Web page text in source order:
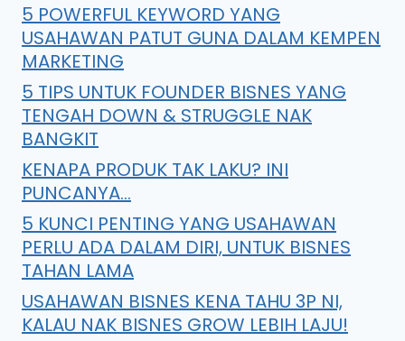
5 POWERFUL KEYWORD YANG
USAHAWAN PATUT GUNA DALAM KEMPEN
MARKETING
5 TIPS UNTUK FOUNDER BISNES YANG
TENGAH DOWN & STRUGGLE NAK
BANGKIT
KENAPA PRODUK TAK LAKU? INI
PUNCANYA…
5 KUNCI PENTING YANG USAHAWAN
PERLU ADA DALAM DIRI, UNTUK BISNES
TAHAN LAMA
USAHAWAN BISNES KENA TAHU 3P NI,
KALAU NAK BISNES GROW LEBIH LAJU!